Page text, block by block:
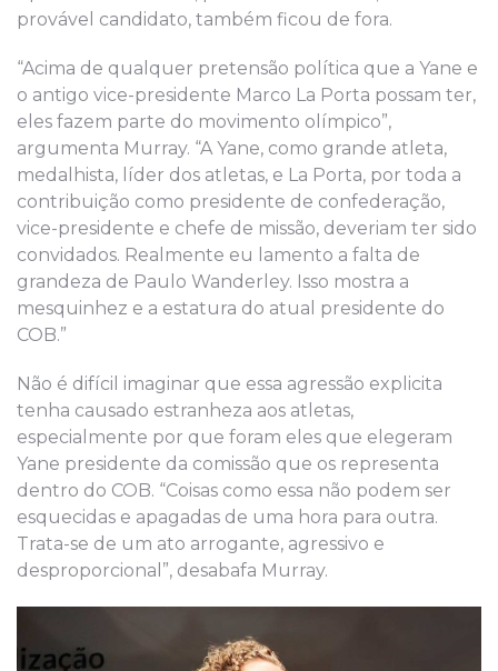
provável candidato, também ficou de fora.
“Acima de qualquer pretensão política que a Yane e
o antigo vice-presidente Marco La Porta possam ter,
eles fazem parte do movimento olímpico”,
argumenta Murray. “A Yane, como grande atleta,
medalhista, líder dos atletas, e La Porta, por toda a
contribuição como presidente de confederação,
vice-presidente e chefe de missão, deveriam ter sido
convidados. Realmente eu lamento a falta de
grandeza de Paulo Wanderley. Isso mostra a
mesquinhez e a estatura do atual presidente do
COB.”
Não é difícil imaginar que essa agressão explicita
tenha causado estranheza aos atletas,
especialmente por que foram eles que elegeram
Yane presidente da comissão que os representa
dentro do COB. “Coisas como essa não podem ser
esquecidas e apagadas de uma hora para outra.
Trata-se de um ato arrogante, agressivo e
desproporcional”, desabafa Murray.